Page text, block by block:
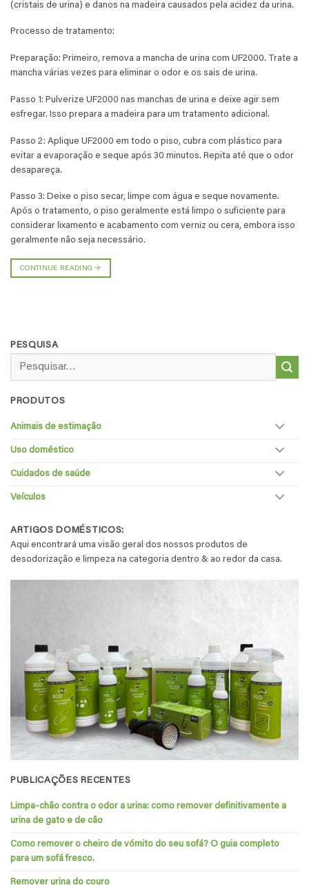
(cristais de urina) e danos na madeira causados pela acidez da urina.
Processo de tratamento:
Preparação: Primeiro, remova a mancha de urina com UF2000. Trate a
mancha várias vezes para eliminar o odor e os sais de urina.
Passo 1: Pulverize UF2000 nas manchas de urina e deixe agir sem
esfregar. Isso prepara a madeira para um tratamento adicional.
Passo 2: Aplique UF2000 em todo o piso, cubra com plástico para
evitar a evaporação e seque após 30 minutos. Repita até que o odor
desapareça.
Passo 3: Deixe o piso secar, limpe com água e seque novamente.
Após o tratamento, o piso geralmente está limpo o suficiente para
considerar lixamento e acabamento com verniz ou cera, embora isso
geralmente não seja necessário.
CONTINUE READING→
PESQUISA
por:
PRODUTOS
Animais de estimação
Uso doméstico
Cuidados de saúde
Veículos
ARTIGOS DOMÉSTICOS:
Aqui encontrará uma visão geral dos nossos produtos de
desodorização e limpeza na categoria dentro & ao redor da casa.
PUBLICAÇÕES RECENTES
Limpa-chão contra o odor a urina: como remover definitivamente a
urina de gato e de cão
Como remover o cheiro de vómito do seu sofá? O guia completo
para um sofá fresco.
Remover urina do couro